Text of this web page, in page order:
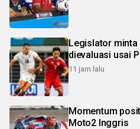
Legislator minta
dievaluasi usai
11 jam lalu
Momentum
Moto2 Inggris